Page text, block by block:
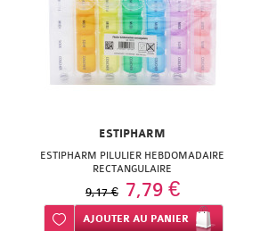
ESTIPHARM
ESTIPHARM PILULIER HEBDOMADAIRE
RECTANGULAIRE
9,17 € 7,79 €
Ajouter à ma liste d’envie
AJOUTER AU PANIER